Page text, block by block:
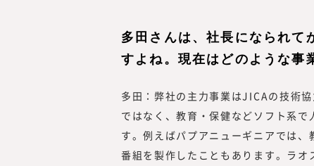
多田さんは、社長になられて
すよね。現在はどのような事
多田：弊社の主力事業はJICAの技術
ではなく、教育・保健などソフト系
す。例えばパプアニューギニアでは
番組を製作したこともあります。ラ